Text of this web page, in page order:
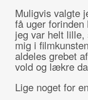
Muligvis valgte
få uger
jeg var helt
mig i
aldeles grebet
vold og lækre
Lige noget for